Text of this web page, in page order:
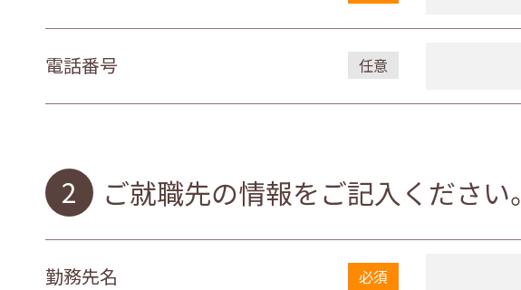
電話番号 任意
ご就職先の情報をご記入ください。
勤務先名 必須